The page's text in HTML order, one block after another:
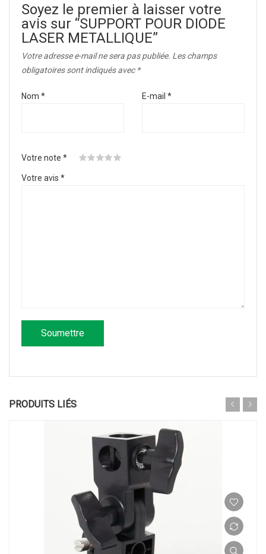
Soyez le premier à laisser votre
avis sur “SUPPORT POUR DIODE
LASER METALLIQUE”
Votre adresse e-mail ne sera pas publiée. Les champs
obligatoires sont indiqués avec *
Nom * E-mail *
Votre note *
Votre avis *
PRODUITS LIÉS